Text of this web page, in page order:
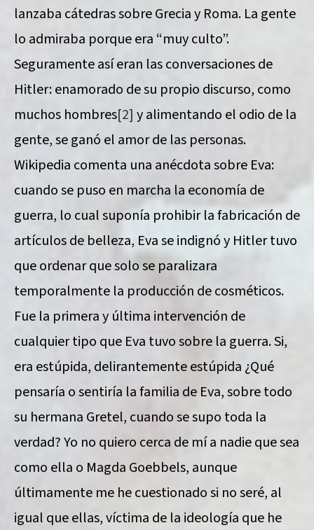
lanzaba cátedras sobre Grecia y Roma. La gente
lo admiraba porque era “muy culto”.
Seguramente así eran las conversaciones de
Hitler: enamorado de su propio discurso, como
muchos hombres[2] y alimentando el odio de la
gente, se ganó el amor de las personas.
Wikipedia comenta una anécdota sobre Eva:
cuando se puso en marcha la economía de
guerra, lo cual suponía prohibir la fabricación de
artículos de belleza, Eva se indignó y Hitler tuvo
que ordenar que solo se paralizara
temporalmente la producción de cosméticos.
Fue la primera y última intervención de
cualquier tipo que Eva tuvo sobre la guerra. Si,
era estúpida, delirantemente estúpida ¿Qué
pensaría o sentiría la familia de Eva, sobre todo
su hermana Gretel, cuando se supo toda la
verdad? Yo no quiero cerca de mí a nadie que sea
como ella o Magda Goebbels, aunque
últimamente me he cuestionado si no seré, al
igual que ellas, víctima de la ideología que he